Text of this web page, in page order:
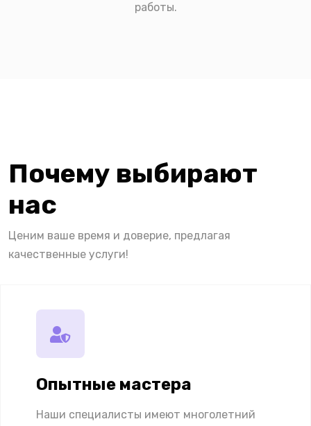
работы.
Почему выбирают
нас
Ценим ваше время и доверие, предлагая
качественные услуги!
Опытные мастера
Наши специалисты имеют многолетний